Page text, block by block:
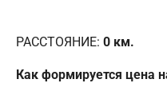
РАССТОЯНИЕ: 0 км.
Как формируется цена